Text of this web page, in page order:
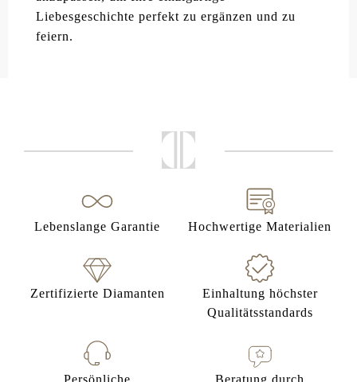
Liebesgeschichte perfekt zu ergänzen und zu
feiern.
Lebenslange Garantie Hochwertige Materialien
Zertifizierte Diamanten
Einhaltung höchster
Qualitätsstandards
Persönliche Beratung durch